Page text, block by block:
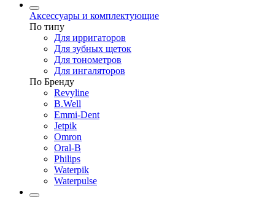
Аксессуары и комплектующие
По типу
Для ирригаторов
Для зубных щеток
Для тонометров
Для ингаляторов
По Бренду
Revyline
B.Well
Emmi-Dent
Jetpik
Omron
Oral-B
Philips
Waterpik
Waterpulse